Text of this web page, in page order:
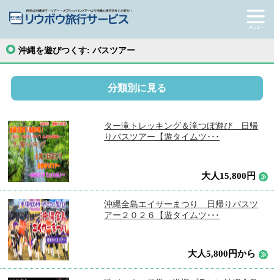
沖縄を遊びつくす: バスツアー
分類別に見る
ター滝トレッキング＆滝つぼ遊び 日帰
りバスツアー【遊タイムツ･･･
大人15,800円
沖縄全島エイサーまつり 日帰りバスツ
アー２０２６【遊タイムツ･･･
大人5,800円から